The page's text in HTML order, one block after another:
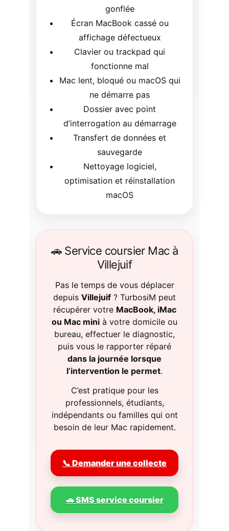
gonflée
Écran MacBook cassé ou
affichage défectueux
Clavier ou trackpad qui
fonctionne mal
Mac lent, bloqué ou macOS qui
ne démarre pas
Dossier avec point
d’interrogation au démarrage
Transfert de données et
sauvegarde
Nettoyage logiciel,
optimisation et réinstallation
macOS
🚗 Service coursier Mac à
Villejuif
Pas le temps de vous déplacer
depuis Villejuif ? TurbosiM peut
récupérer votre MacBook, iMac
ou Mac mini à votre domicile ou
bureau, effectuer le diagnostic,
puis vous le rapporter réparé
dans la journée lorsque
l’intervention le permet.
C’est pratique pour les
professionnels, étudiants,
indépendants ou familles qui ont
besoin de leur Mac rapidement.
📞 Demander une collecte
🚗 SMS service coursier